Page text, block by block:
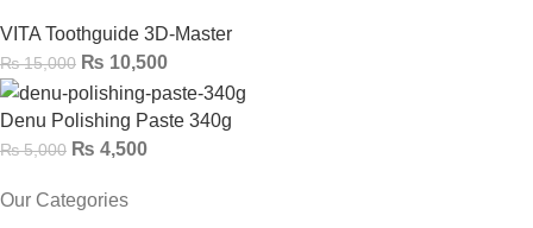
VITA Toothguide 3D-Master
₨15,000 ₨ 10,500
Denu Polishing Paste 340g
₨5,000 ₨ 4,500
Our Categories